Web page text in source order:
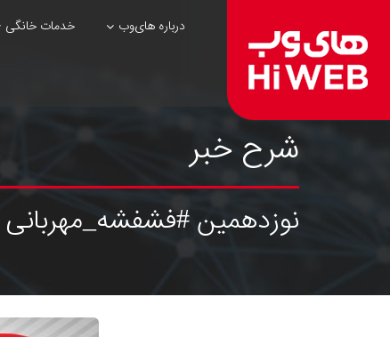
درباره های‌وب خدمات خانگی
شرح خبر
نوزدهمین